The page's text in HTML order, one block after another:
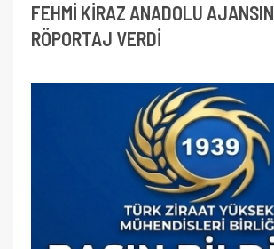
FEHMİ KİRAZ ANADOLU
RÖPORTAJ VERDİ